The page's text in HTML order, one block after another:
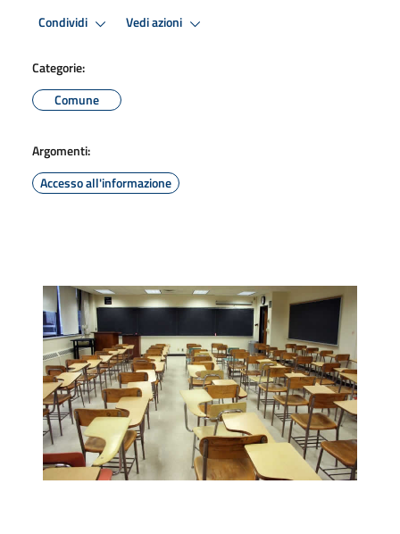
Condividi Vedi azioni
Categorie:
Comune
Argomenti:
Accesso all'informazione